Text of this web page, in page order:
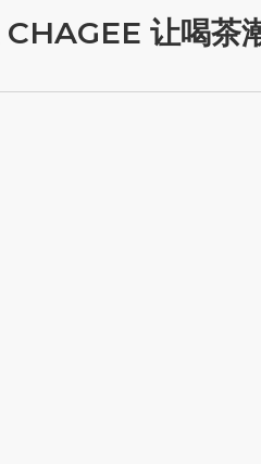
让喝茶